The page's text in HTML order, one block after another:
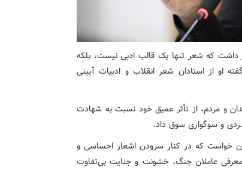
داشت که شعر تنها یک قالب ادبی نیست، بلکه
او از استادان شعر انقلاب و ادبیات آیینی
و مردم، از تأثر عمیق خود نسبت به شهادت
و سوگواری سوق داد.
خواست که در کنار سرودن اشعار احساسی و
عاملان جنگ، خشونت و جنایت بی‌تفاوت